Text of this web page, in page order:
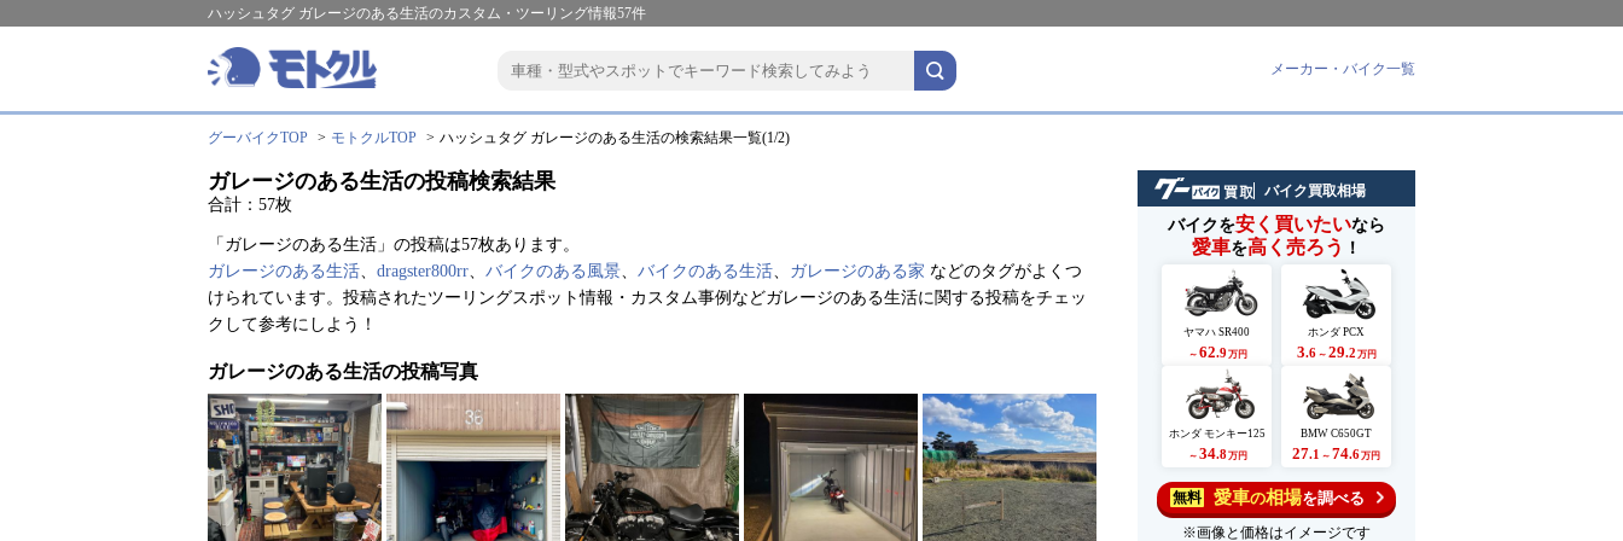
ハッシュタグ ガレージのある生活のカスタム・ツーリング情報57件
メーカー・バイク一覧
グーバイクTOP モトクルTOP ハッシュタグ ガレージのある生活の検索結果一覧(1/2)
ガレージのある生活の投稿検索結果
合計：57枚
「ガレージのある生活」の投稿は57枚あります。
ガレージのある生活、 dragster800rr、 バイクのある風景、 バイクのある生活、 ガレージのある家 などのタグがよくつ
けられています。投稿されたツーリングスポット情報・カスタム事例などガレージのある生活に関する投稿をチェッ
クして参考にしよう！
ガレージのある生活の投稿写真
バイク買取相場
バイクを安く買いたいなら
愛車を高く売ろう ！
ヤマハ SR400
～ 62.9 万円
ホンダ PCX
3.6 ～ 29.2 万円
ホンダ モンキー125
～ 34.8万円
BMW C650GT
27.1 ～ 74.6万円
無料 愛車の相場を調べる
※画像と価格はイメージです